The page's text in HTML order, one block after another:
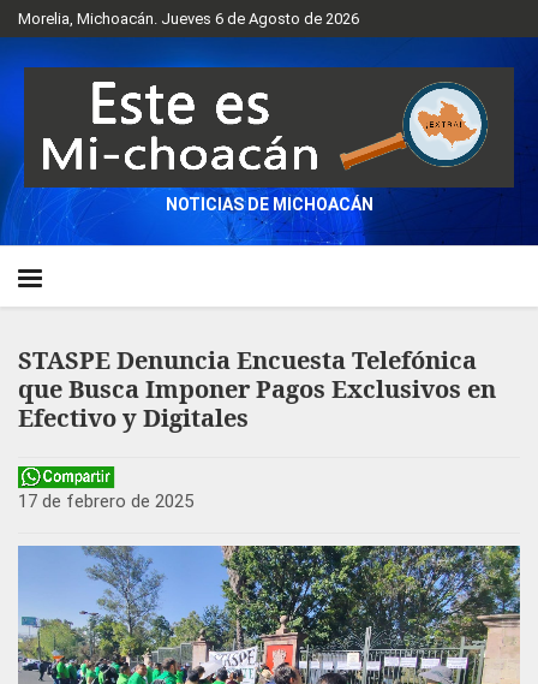
Morelia, Michoacán. Jueves 6 de Agosto de 2026
NOTICIAS DE MICHOACÁN
STASPE Denuncia Encuesta Telefónica
que Busca Imponer Pagos Exclusivos en
Efectivo y Digitales
17 de febrero de 2025